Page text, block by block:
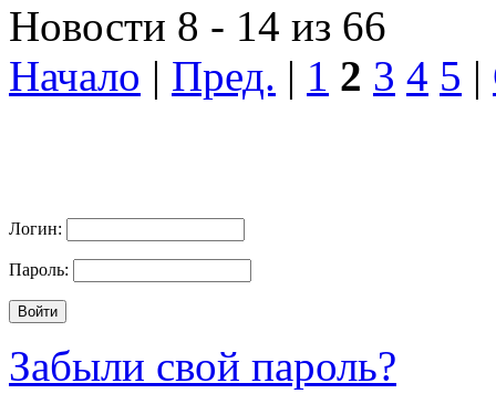
Новости 8 - 14 из 66
Начало | Пред. | 1 2 3 4 5 |
Логин:
Пароль:
Забыли свой пароль?